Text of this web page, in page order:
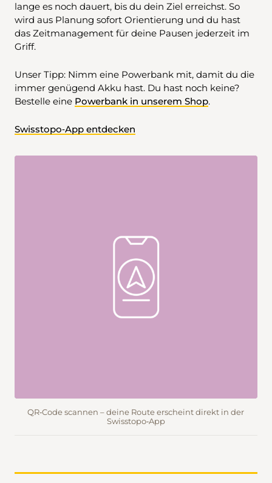
lange es noch dauert, bis du dein Ziel erreichst. So
wird aus Planung sofort Orientierung und du hast
das Zeitmanagement für deine Pausen jederzeit im
Griff.
Unser Tipp: Nimm eine Powerbank mit, damit du die
immer genügend Akku hast. Du hast noch keine?
Bestelle eine Powerbank in unserem Shop.
Swisstopo‑App entdecken
QR‑Code scannen – deine Route erscheint direkt in der
Swisstopo‑App